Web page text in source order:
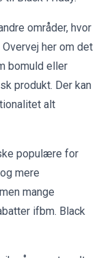
områder, hvor
her om det
bomuld eller
produkt. Der kan
alt
populære for
mere
mange
ifbm. Black